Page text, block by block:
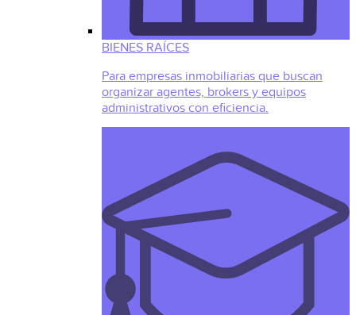
BIENES RAÍCES
Para empresas inmobiliarias que buscan
organizar agentes, brokers y equipos
administrativos con eficiencia.